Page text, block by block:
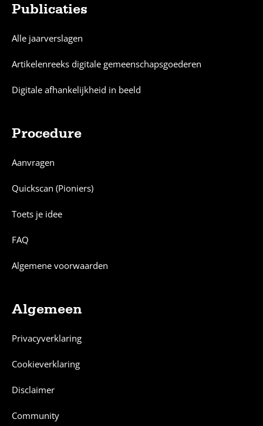
Publicaties
Alle jaarverslagen
Artikelenreeks digitale gemeenschapsgoederen
Digitale afhankelijkheid in beeld
Procedure
Aanvragen
Quickscan (Pioniers)
Toets je idee
FAQ
Algemene voorwaarden
Algemeen
Privacyverklaring
Cookieverklaring
Disclaimer
Community